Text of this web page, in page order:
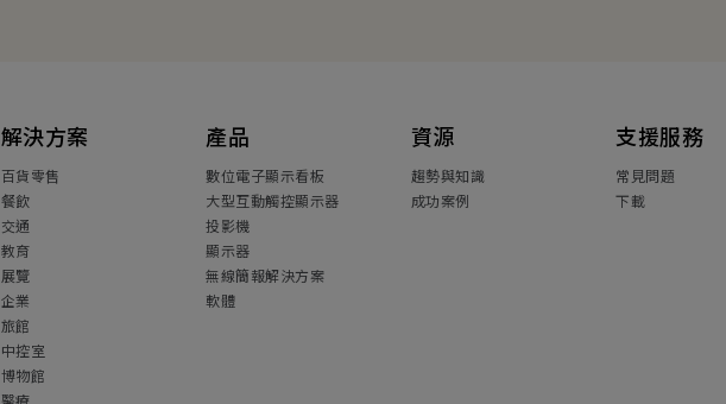
解決方案
百貨零售
餐飲
交通
教育
展覽
企業
旅館
中控室
博物館
產品
數位電子顯示看板
大型互動觸控顯示器
投影機
顯示器
無線簡報解決方案
軟體
資源
趨勢與知識
成功案例
支援服務
常見問題
下載